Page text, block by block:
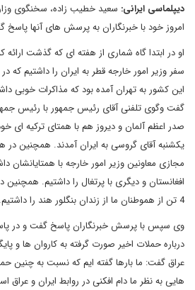
دیپلماسی ایرانی: سعید خطیب زاده، سخنگوی
امروز خود با خبرنگاران به پرسش های آنها پاسخ
سفر وزیر امور خارجه قطر به ایران را داشتیم که
گفت وگوی تلفنی آقای رئیس جمهور با رئیس
صدر اعظم آلمان و دیروز هم با همتای ترکیه ای
یکشنبه آقای گروسی به ایران آمدند. همچنین
مجازی معاونین وزیر امور خارجه با همتایانشان
افغانستان و دیگری با پرتغال را داشتیم. همچنین
4 تن از هموطنان ما از زندان بنگلور هند را داشتیم.
وی سپس با پرسش خبرنگاران پاسخ گفت و در
درباره حملات اخیر صورت گرفته به کاروان ها و
عراق گفت: ما بارها گفته ایم که نسبت به چنین
هایی به نظر ما دام افکنی در روابط ایران و